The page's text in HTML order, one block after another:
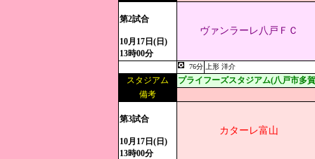
第2試合
10月17日(日)
13時00分
ヴァンラーレ八戸ＦＣ
76分 上形 洋介
スタジアム
プライフーズスタジアム(八戸市多
備考
第3試合
10月17日(日)
13時00分
カターレ富山